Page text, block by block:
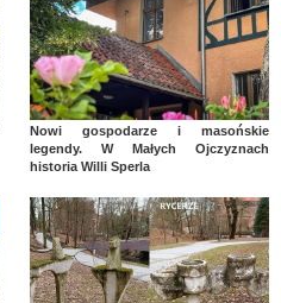
Nowi gospodarze i masońskie
legendy. W Małych Ojczyznach
historia Willi Sperla